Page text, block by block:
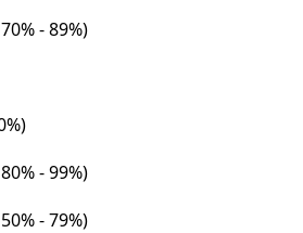
- 89%)
- 99%)
- 79%)